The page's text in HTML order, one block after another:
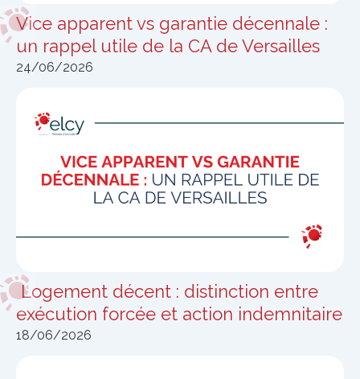
Vice apparent vs garantie décennale :
un rappel utile de la CA de Versailles
24/06/2026
Logement décent : distinction entre
exécution forcée et action indemnitaire
18/06/2026